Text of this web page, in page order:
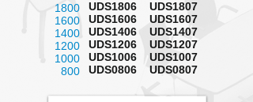
1800
1600
1400
1200
1000
800
UDS1806
UDS1606
UDS1406
UDS1206
UDS1006
UDS0806
UDS1807
UDS1607
UDS1407
UDS1207
UDS1007
UDS0807